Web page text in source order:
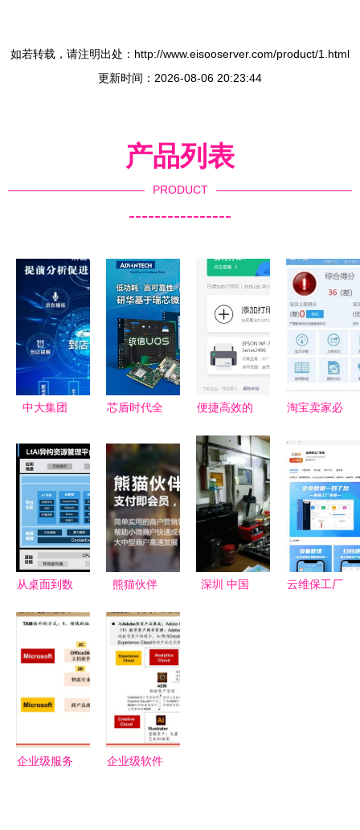
如若转载，请注明出处：http://www.eisooserver.com/product/1.html
更新时间：2026-08-06 20:23:44
产品列表
PRODUCT
----------------
中大集团
修保养设备
及软件服务
的领军者
芯盾时代全
项国产软件
兼容适配认
证，夯实安
全服务根基
便捷高效的
务与WPS
插件 开启
远程办公打
印新体验
淘宝卖家必
软件全功能
使用攻略与
优化技巧
从桌面到数
全新液冷产
品与软件服
务，引领绿
熊猫伙伴
服务软件，
不是“我有
什么”，而
是“你要什
么”
深圳 中国
云维保工厂
企业级服务
企业级软件